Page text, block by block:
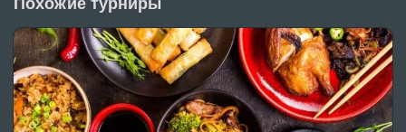
Похожие турниры